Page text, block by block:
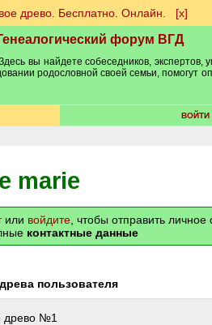
древо. Бесплатно. Онлайн. [х]
форум ВГД
вы найдете собеседников,
родословной своей семьи,
ВОЙТИ
marie
или войдите , чтобы отправить
контактные данные
древа пользователя
древо №1